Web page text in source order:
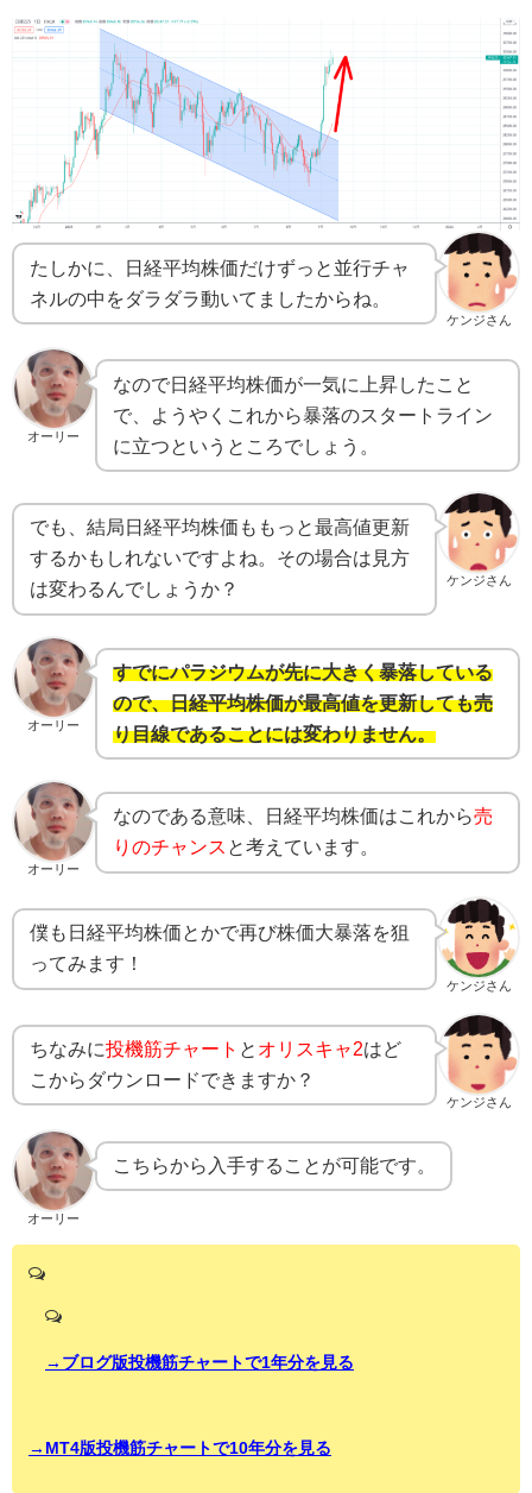
ケンジさん
たしかに、日経平均株価だけずっと並行チャ
ネルの中をダラダラ動いてましたからね。
オーリー
なので日経平均株価が一気に上昇したこと
で、ようやくこれから暴落のスタートライン
に立つというところでしょう。
ケンジさん
でも、結局日経平均株価ももっと最高値更新
するかもしれないですよね。その場合は見方
は変わるんでしょうか？
オーリー
すでにパラジウムが先に大きく暴落している
ので、日経平均株価が最高値を更新しても売
り目線であることには変わりません。
オーリー
なのである意味、日経平均株価はこれから売
りのチャンス と考えています。
ケンジさん
僕も日経平均株価とかで再び株価大暴落を狙
ってみます！
ケンジさん
ちなみに投機筋チャート と オリスキャ2はど
こからダウンロードできますか？
オーリー
こちらから入手することが可能です。
→ブログ版投機筋チャートで1年分を見る
→MT4版投機筋チャートで10年分を見る